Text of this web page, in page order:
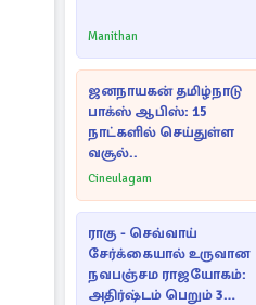
Manithan
ஜனநாயகன் தமிழ்நாடு
பாக்ஸ் ஆபிஸ்: 15
நாட்களில் செய்துள்ள
வசூல்..
Cineulagam
ராகு - செவ்வாய்
சேர்க்கையால் உருவான
நவபஞ்சம ராஜயோகம்:
அதிர்ஷ்டம் பெறும் 3